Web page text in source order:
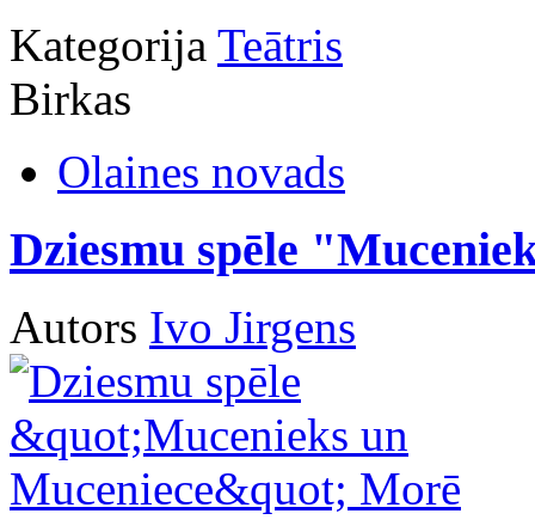
Kategorija Teātris
Birkas
Olaines novads
Dziesmu spēle
Autors Ivo Jirgens